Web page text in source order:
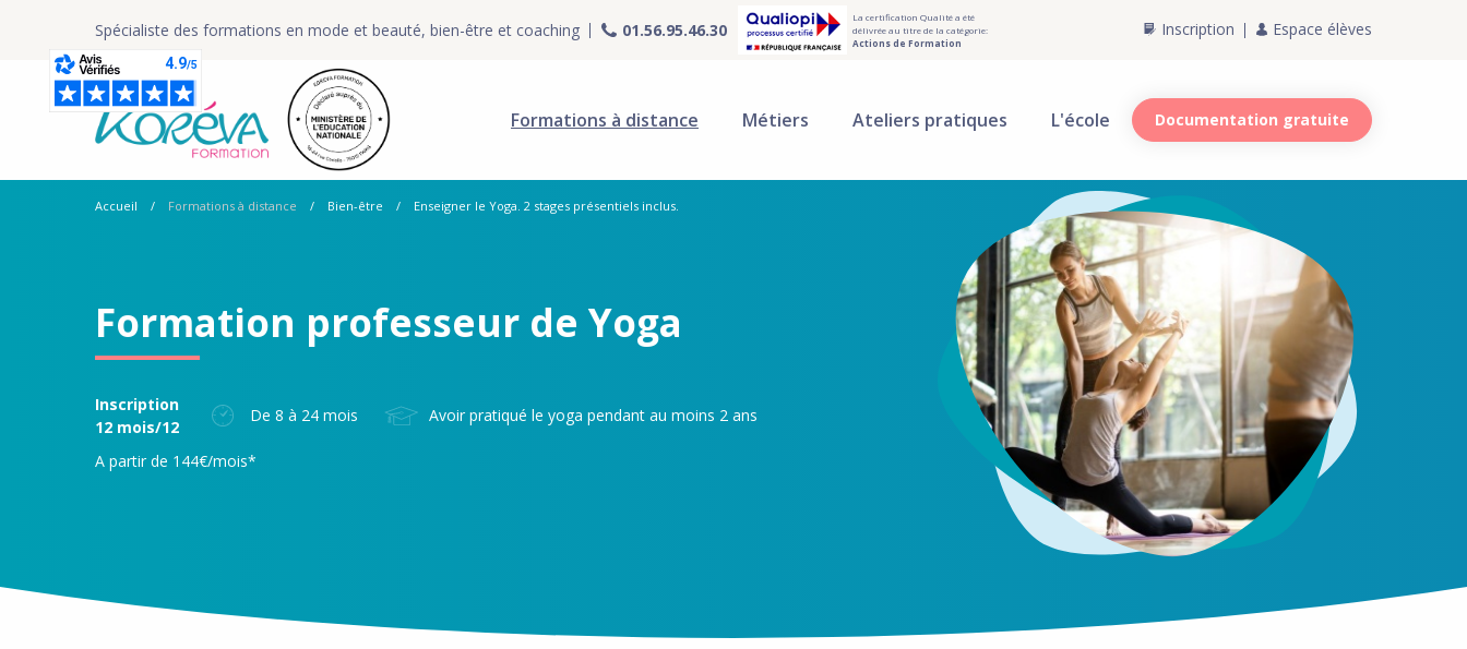
Spécialiste des formations en mode et beauté, bien-être et coaching 01.56.95.46.30
La certification Qualité a été
délivrée au titre de la catégorie:
Actions de Formation
Inscription Espace élèves
Formations à distance Métiers Ateliers pratiques L'école Documentation gratuite
Accueil Formations à distance Bien-être Enseigner le Yoga. 2 stages présentiels inclus.
Formation professeur de Yoga
Inscription
12 mois/12
De 8 à 24 mois Avoir pratiqué le yoga pendant au moins 2 ans
A partir de 144€/mois*